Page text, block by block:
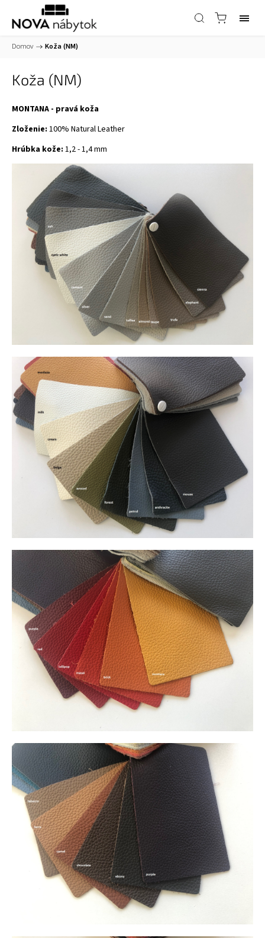
Domov / Koža (NM)
Koža (NM)
MONTANA - pravá koža
Zloženie: 100% Natural Leather
Hrúbka kože: 1,2 - 1,4 mm